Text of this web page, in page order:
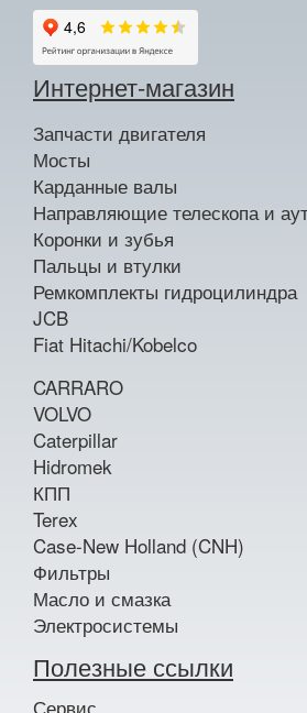
Интернет-магазин
Запчасти двигателя
Мосты
Карданные валы
Направляющие телескопа и
Коронки и зубья
Пальцы и втулки
Ремкомплекты гидроцилиндра
JCB
Fiat Hitachi/Kobelco
CARRARO
VOLVO
Caterpillar
Hidromek
КПП
Terex
Case-New Holland (CNH)
Фильтры
Масло и смазка
Электросистемы
Полезные ссылки
Сервис